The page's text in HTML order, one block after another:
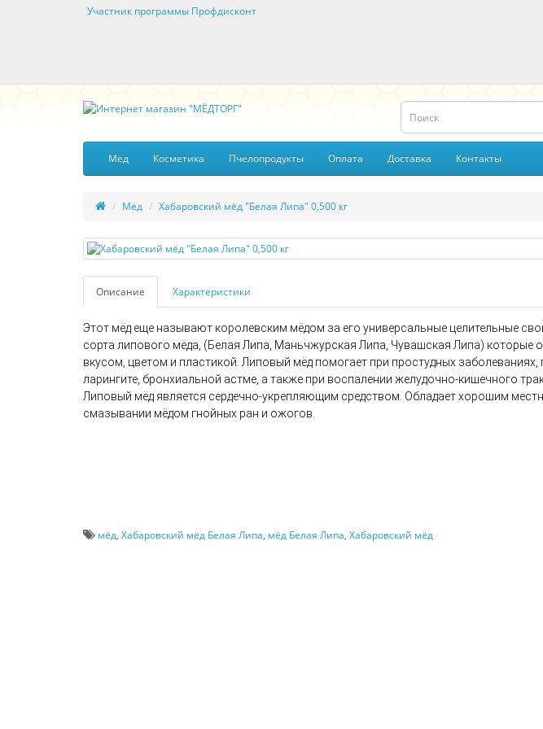
Участник программы Профдисконт
Мёд Косметика Пчелопродукты Оплата Доставка Контакты
Мёд Хабаровский мёд "Белая Липа" 0,500 кг
Описание Характеристики
Этот мёд еще называют королевским мёдом за его универсальные целительные
сорта липового мёда, (Белая Липа, Маньчжурская Липа, Чувашская Липа) которые
вкусом, цветом и пластикой. Липовый мёд помогает при простудных заболеваниях,
ларингите, бронхиальной астме, а также при воспалении желудочно-кишечного
Липовый мёд является сердечно-укрепляющим средством. Обладает хорошим
смазывании мёдом гнойных ран и ожогов.
мёд, Хабаровский мёд Белая Липа, мёд Белая Липа, Хабаровский мёд